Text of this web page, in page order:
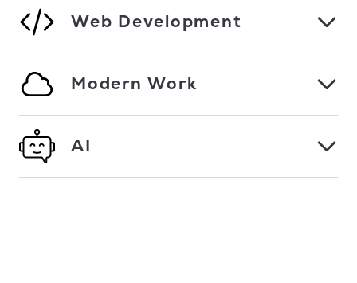
Web Development
Modern Work
AI